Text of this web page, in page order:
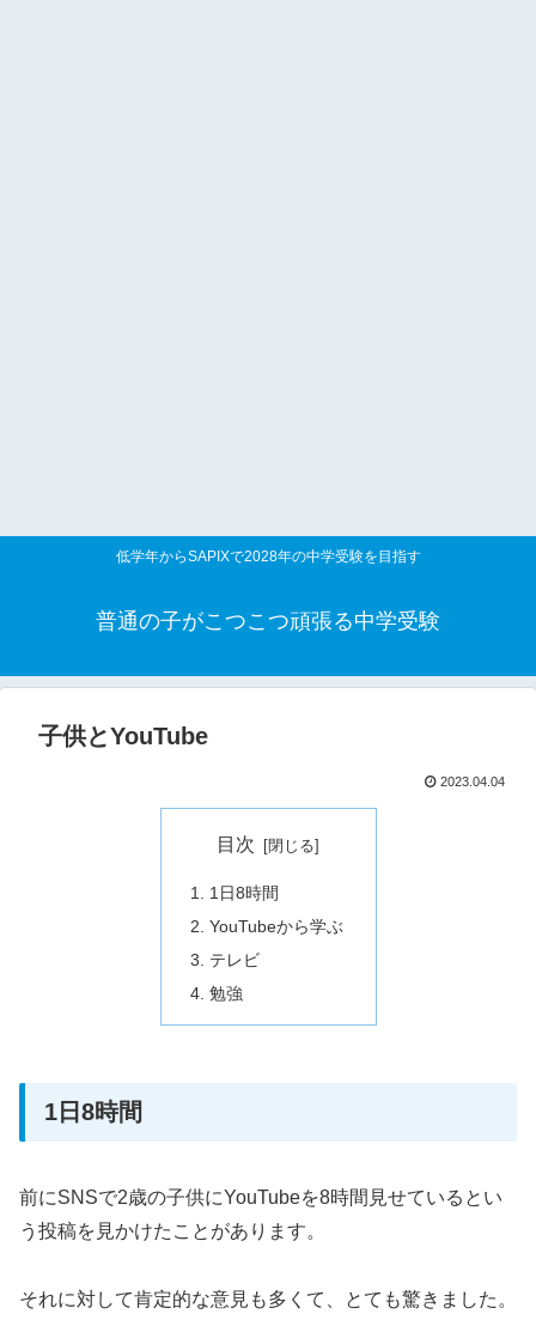
低学年からSAPIXで2028年の中学受験を目指す
普通の子がこつこつ頑張る中学受験
子供とYouTube
2023.04.04
目次
1日8時間
YouTubeから学ぶ
テレビ
勉強
1日8時間
前にSNSで2歳の子供にYouTubeを8時間見せているとい
う投稿を見かけたことがあります。
それに対して肯定的な意見も多くて、とても驚きました。